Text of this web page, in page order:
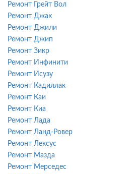
Ремонт Грейт Вол
Ремонт Джак
Ремонт Джили
Ремонт Джип
Ремонт Зикр
Ремонт Инфинити
Ремонт Исузу
Ремонт Кадиллак
Ремонт Каи
Ремонт Киа
Ремонт Лада
Ремонт Ланд-Ровер
Ремонт Лексус
Ремонт Мазда
Ремонт Мерседес